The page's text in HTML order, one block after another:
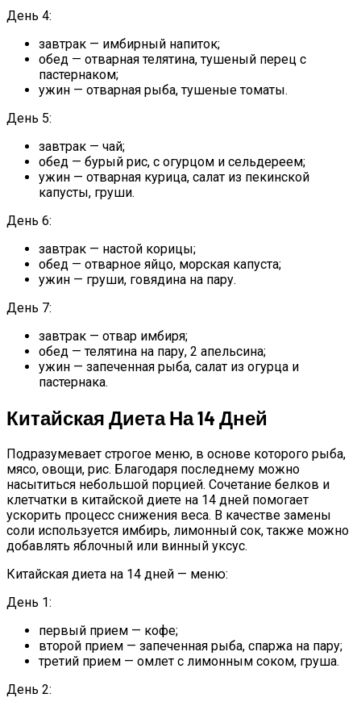
День 4:
завтрак — имбирный напиток;
обед — отварная телятина, тушеный перец с
пастернаком;
ужин — отварная рыба, тушеные томаты.
День 5:
завтрак — чай;
обед — бурый рис, с огурцом и сельдереем;
ужин — отварная курица, салат из пекинской
капусты, груши.
День 6:
завтрак — настой корицы;
обед — отварное яйцо, морская капуста;
ужин — груши, говядина на пару.
День 7:
завтрак — отвар имбиря;
обед — телятина на пару, 2 апельсина;
ужин — запеченная рыба, салат из огурца и
пастернака.
Китайская Диета На 14 Дней
Подразумевает строгое меню, в основе которого рыба,
мясо, овощи, рис. Благодаря последнему можно
насытиться небольшой порцией. Сочетание белков и
клетчатки в китайской диете на 14 дней помогает
ускорить процесс снижения веса. В качестве замены
соли используется имбирь, лимонный сок, также можно
добавлять яблочный или винный уксус.
Китайская диета на 14 дней — меню:
День 1:
первый прием — кофе;
второй прием — запеченная рыба, спаржа на пару;
третий прием — омлет с лимонным соком, груша.
День 2: